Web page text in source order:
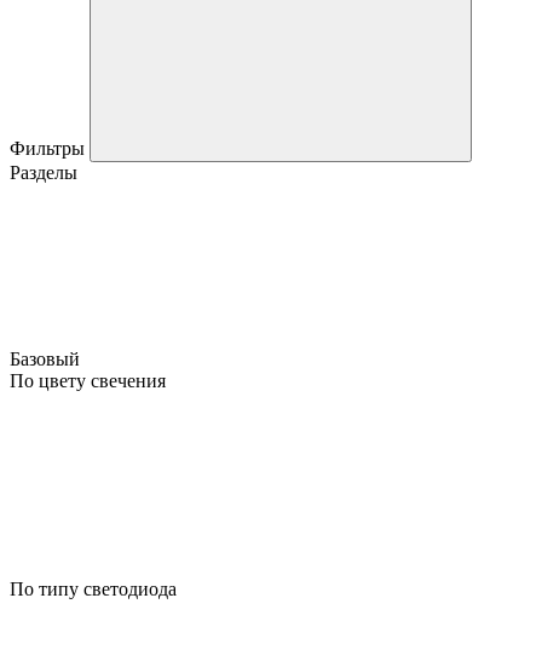
Фильтры
Разделы
Базовый
По цвету свечения
По типу светодиода